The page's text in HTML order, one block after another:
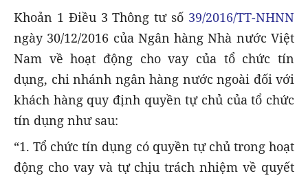
Khoản 1 Điều 3 Thông tư số 39/2016/TT-NHNN
ngày 30/12/2016 của Ngân hàng Nhà nước Việt
Nam về hoạt động cho vay của tổ chức tín
dụng, chi nhánh ngân hàng nước ngoài đối với
khách hàng quy định quyền tự chủ của tổ chức
tín dụng như sau:
“1. Tổ chức tín dụng có quyền tự chủ trong hoạt
động cho vay và tự chịu trách nhiệm về quyết